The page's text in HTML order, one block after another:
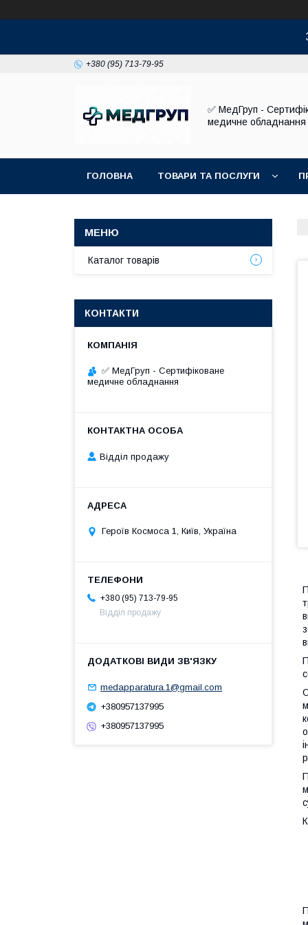
+380 (95) 713-79-95
✅ МедГруп -
медичне обладнання
ГОЛОВНА ТОВАРИ ТА ПОСЛУГИ
Каталог товарів
КОНТАКТИ
✅ МедГруп - Сертифіковане
медичне обладнання
Відділ продажу
Героїв Космоса 1, Київ, Україна
+380 (95) 713-79-95
Відділ продажу
medapparatura.1@gmail.com
+380957137995
+380957137995